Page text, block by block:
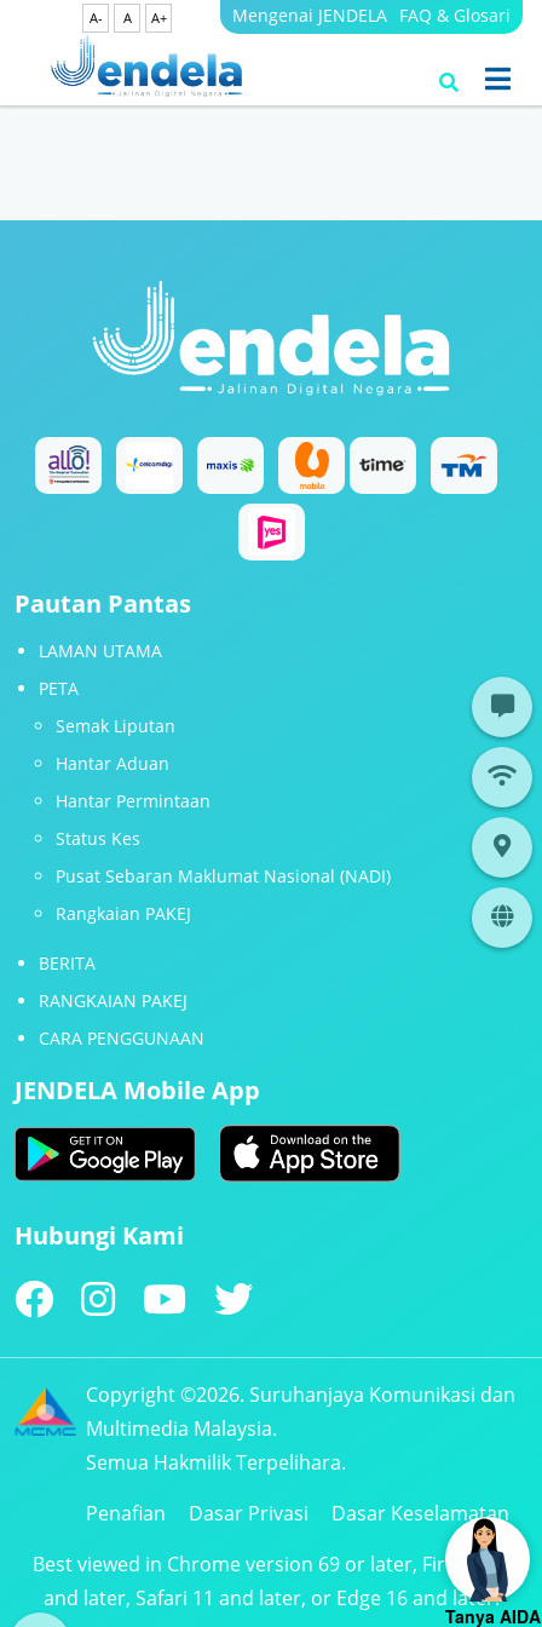
A- A A+ Mengenai JENDELA FAQ & Glosari
Search Results
Pautan Pantas
LAMAN UTAMA
PETA
Semak Liputan
Hantar Aduan
Hantar Permintaan
Status Kes
Pusat Sebaran Maklumat Nasional (NADI)
Rangkaian PAKEJ
BERITA
RANGKAIAN PAKEJ
CARA PENGGUNAAN
JENDELA Mobile App
Hubungi Kami
Copyright ©2026. Suruhanjaya Komunikasi dan
Multimedia Malaysia.
Semua Hakmilik Terpelihara.
Penafian
Dasar Privasi
Dasar Keselamatan
Best viewed in Chrome version 69 or later, Firefox 61
and later, Safari 11 and later, or Edge 16 and later.